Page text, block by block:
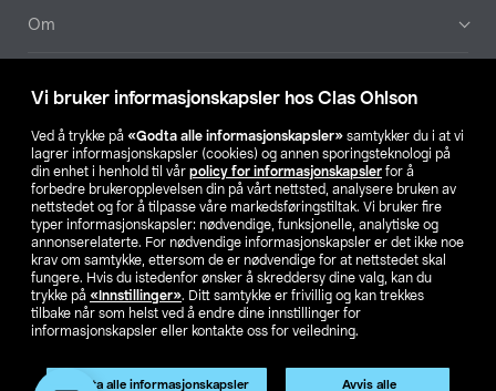
Vi bruker informasjonskapsler hos Clas Ohlson
Ved å trykke på «Godta alle informasjonskapsler» samtykker du i at vi
lagrer informasjonskapsler (cookies) og annen sporingsteknologi på
din enhet i henhold til vår policy for informasjonskapsler for å
forbedre brukeropplevelsen din på vårt nettsted, analysere bruken av
nettstedet og for å tilpasse våre markedsføringstiltak. Vi bruker fire
typer informasjonskapsler: nødvendige, funksjonelle, analytiske og
annonserelaterte. For nødvendige informasjonskapsler er det ikke noe
krav om samtykke, ettersom de er nødvendige for at nettstedet skal
fungere. Hvis du istedenfor ønsker å skreddersy dine valg, kan du
trykke på «Innstillinger». Ditt samtykke er frivillig og kan trekkes
tilbake når som helst ved å endre dine innstillinger for
informasjonskapsler eller kontakte oss for veiledning.
Godta alle informasjonskapsler Avvis alle
Om
Våre selskaper
Finn din butikk
SE NO FI
Privacy statement Medlemsvilkår Kjøpsvilkår For bedrifter